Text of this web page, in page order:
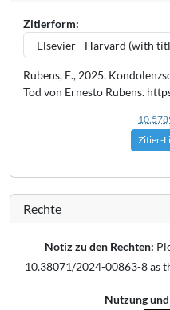
Zitierform:
Rubens, E., 2025.
Tod von Ernesto Rubens.
Zitier-
Rechte
Notiz zu den Rechten:
10.38071/2024-00863-8 as
Nutzung